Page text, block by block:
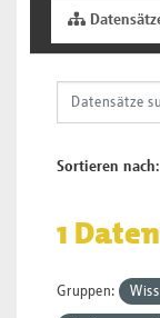
Sortieren nach
1
Gruppen: